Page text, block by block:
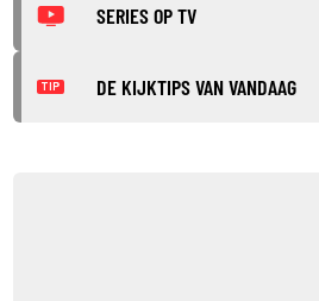
SERIES OP TV
TIP DE KIJKTIPS VAN VANDAAG